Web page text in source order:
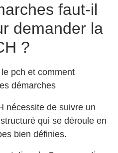
faut-il
demander la
?
nécessite de suivre un
qui se déroule en
bien définies.